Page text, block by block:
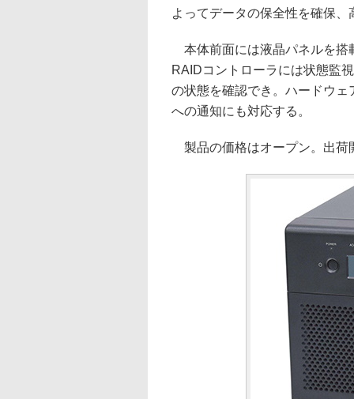
よってデータの保全性を確保
本体前面には液晶パネルを搭
RAIDコントローラには状態監
の状態を確認でき。ハードウ
への通知にも対応する。
製品の価格はオープン。出荷